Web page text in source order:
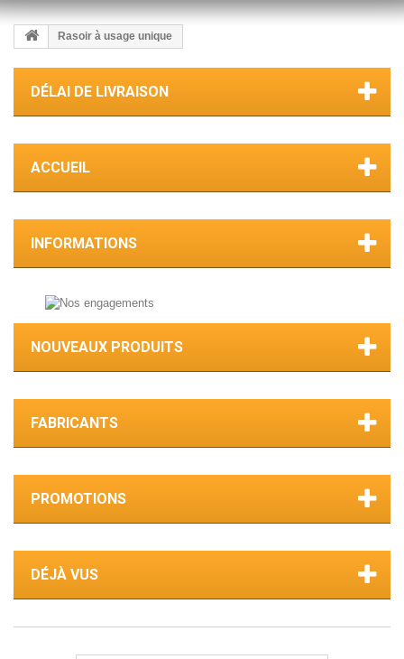
Rasoir à usage unique
DÉLAI DE LIVRAISON
ACCUEIL
INFORMATIONS
NOUVEAUX PRODUITS
FABRICANTS
PROMOTIONS
DÉJÀ VUS